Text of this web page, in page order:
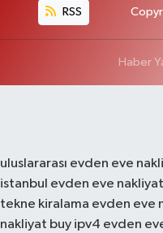
RSS
Haber
uluslararası evden eve
istanbul evden eve nakliyat
tekne kiralama evden eve
nakliyat buy ipv4 evden